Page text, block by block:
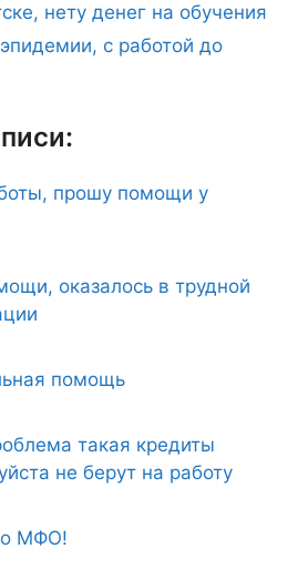
нету денег на обучения
с работой до
прошу помощи у
оказалось в трудной
помощь
такая кредиты
не берут на работу
МФО!